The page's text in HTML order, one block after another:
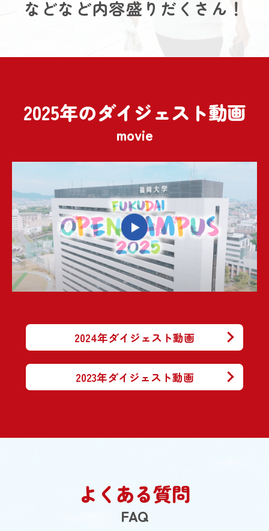
などなど内容盛りだくさん！
2025年のダイジェスト動画
movie
2024年ダイジェスト動画
2023年ダイジェスト動画
よくある質問
FAQ